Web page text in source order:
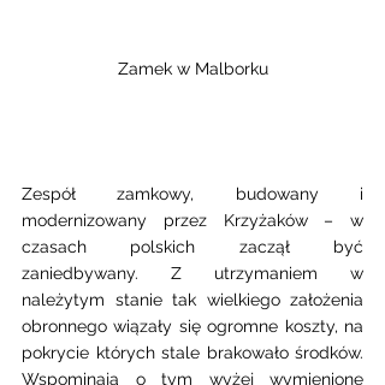
Zamek w Malborku
Zespół zamkowy, budowany i
modernizowany przez Krzyżaków – w
czasach polskich zaczął być
zaniedbywany. Z utrzymaniem w
należytym stanie tak wielkiego założenia
obronnego wiązały się ogromne koszty, na
pokrycie których stale brakowało środków.
Wspominają o tym wyżej wymienione